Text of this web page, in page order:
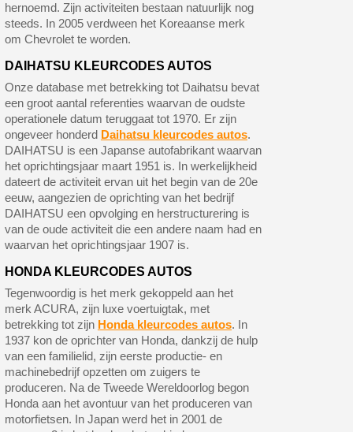
hernoemd. Zijn activiteiten bestaan ​​natuurlijk nog
steeds. In 2005 verdween het Koreaanse merk
om Chevrolet te worden.
DAIHATSU KLEURCODES AUTOS
Onze database met betrekking tot Daihatsu bevat
een groot aantal referenties waarvan de oudste
operationele datum teruggaat tot 1970. Er zijn
ongeveer honderd Daihatsu kleurcodes autos.
DAIHATSU is een Japanse autofabrikant waarvan
het oprichtingsjaar maart 1951 is. In werkelijkheid
dateert de activiteit ervan uit het begin van de 20e
eeuw, aangezien de oprichting van het bedrijf
DAIHATSU een opvolging en herstructurering is
van de oude activiteit die een andere naam had en
waarvan het oprichtingsjaar 1907 is.
HONDA KLEURCODES AUTOS
Tegenwoordig is het merk gekoppeld aan het
merk ACURA, zijn luxe voertuigtak, met
betrekking tot zijn Honda kleurcodes autos. In
1937 kon de oprichter van Honda, dankzij de hulp
van een familielid, zijn eerste productie- en
machinebedrijf opzetten om zuigers te
produceren. Na de Tweede Wereldoorlog begon
Honda aan het avontuur van het produceren van
motorfietsen. In Japan werd het in 2001 de